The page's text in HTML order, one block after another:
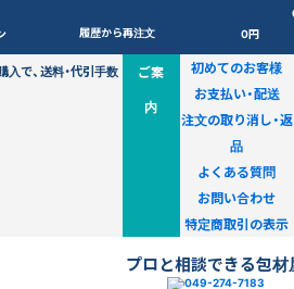
履歴から再注文
0円
入で、送料・代引手数
ご案
内
初めてのお客様
お支払い・配送
注文の取り消し・返
品
よくある質問
お問い合わせ
特定商取引の表示
プロと相談できる包材